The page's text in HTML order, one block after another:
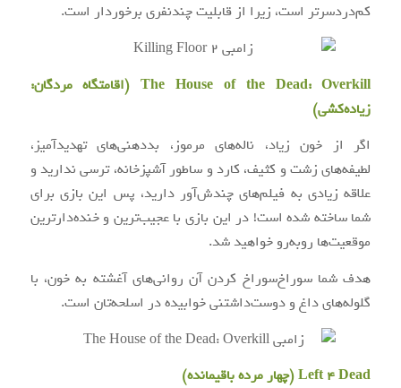
کم‌دردسرتر است، زیرا از قابلیت چندنفری برخوردار است.
The House of the Dead: Overkill (اقامتگاه مردگان:
زیاده‌کشی)
اگر از خون زیاد، ناله‌های مرموز، بددهنی‌های تهدیدآمیز،
لطیفه‌های زشت و کثیف، کارد و ساطور آشپزخانه، ترسی ندارید و
علاقه زیادی به فیلم‌های چندش‌آور دارید، پس این بازی برای
شما ساخته شده است! در این بازی با عجیب‌ترین و خنده‌دارترین
موقعیت‌ها روبه‌رو خواهید شد.
هدف شما سوراخ‌سوراخ کردن آن روانی‌های آغشته به خون، با
گلوله‌های داغ و دوست‌داشتنی خوابیده در اسلحه‌تان است.
Left 4 Dead (چهار مرده باقیمانده)